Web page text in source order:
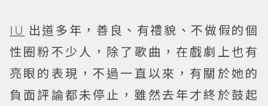
IU 出道多年，善良、有禮貌、不做假的個
性圈粉不少人，除了歌曲，在戲劇上也有
亮眼的表現，不過一直以來，有關於她的
負面評論都未停止，雖然去年才終於鼓起